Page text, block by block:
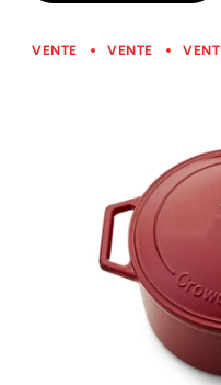
VENTE VENTE